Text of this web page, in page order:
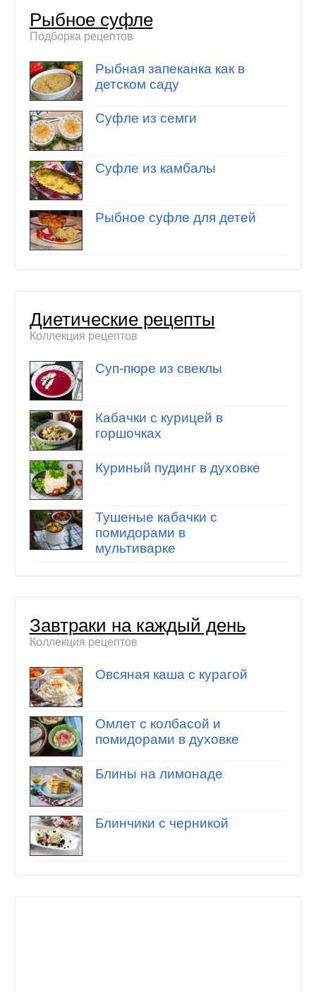
Рыбное суфле
Подборка рецептов
Рыбная запеканка как в
детском саду
Суфле из семги
Суфле из камбалы
Рыбное суфле для детей
Диетические рецепты
Коллекция рецептов
Суп-пюре из свеклы
Кабачки с курицей в
горшочках
Куриный пудинг в духовке
Тушеные кабачки с
помидорами в
мультиварке
Завтраки на каждый день
Коллекция рецептов
Овсяная каша с курагой
Омлет с колбасой и
помидорами в духовке
Блины на лимонаде
Блинчики с черникой